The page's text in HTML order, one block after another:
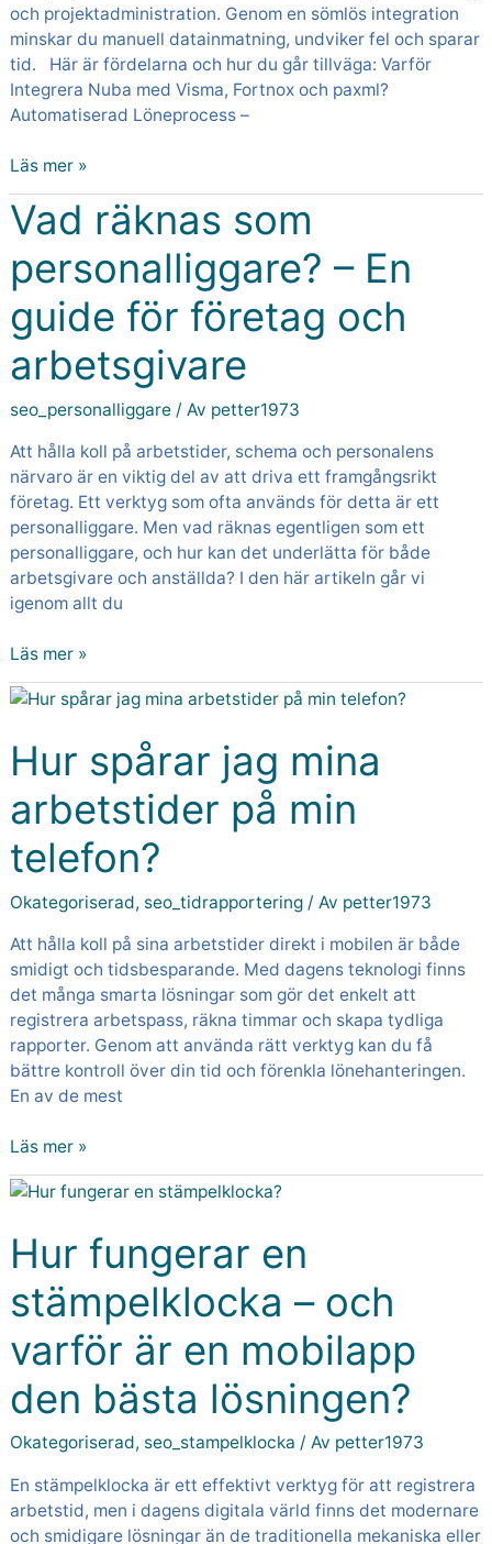
och projektadministration. Genom en sömlös integration
minskar du manuell datainmatning, undviker fel och sparar
tid. Här är fördelarna och hur du går tillväga: Varför
Integrera Nuba med Visma, Fortnox och paxml?
Automatiserad Löneprocess –
Läs mer »
Vad räknas som
personalliggare? – En
guide för företag och
arbetsgivare
seo_personalliggare / Av petter1973
Att hålla koll på arbetstider, schema och personalens
närvaro är en viktig del av att driva ett framgångsrikt
företag. Ett verktyg som ofta används för detta är ett
personalliggare. Men vad räknas egentligen som ett
personalliggare, och hur kan det underlätta för både
arbetsgivare och anställda? I den här artikeln går vi
igenom allt du
Vad
räknas
som
personalliggare?
–
En
guide
för
företag
arbetsgivare
Läs mer »
Hur spårar jag mina
arbetstider på min
telefon?
Okategoriserad, seo_tidrapportering / Av petter1973
Att hålla koll på sina arbetstider direkt i mobilen är både
smidigt och tidsbesparande. Med dagens teknologi finns
det många smarta lösningar som gör det enkelt att
registrera arbetspass, räkna timmar och skapa tydliga
rapporter. Genom att använda rätt verktyg kan du få
bättre kontroll över din tid och förenkla lönehanteringen.
En av de mest
Hur
jag
mina
arbetstider
på
min
telefon?
Läs mer »
Hur fungerar en
stämpelklocka – och
varför är en mobilapp
den bästa lösningen?
Okategoriserad, seo_stampelklocka / Av petter1973
En stämpelklocka är ett effektivt verktyg för att registrera
arbetstid, men i dagens digitala värld finns det modernare
och smidigare lösningar än de traditionella mekaniska eller
Hur
en
stämpelklocka
–
och
varför
är
en
mobilapp
den
lösningen?